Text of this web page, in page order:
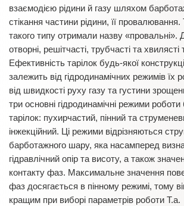
взаємодією рідини й газу шляхом
стікання частини рідини, її провалювання.
такого типу отримали назву «провальні».
отворні, решітчасті, трубчасті та хвилясті
Ефективність тарілок будь-якої
залежить від гідродинамічних режимів їх
від швидкості руху газу та густини
три основні гідродинамічні режими
тарілок: пухирчастий, пінний та
інжекційний. Ці режими відрізняються
барботажного шару, яка насамперед
гідравлічний опір та висоту, а також
контакту фаз. Максимальне значення
фаз досягається в пінному режимі, тому
кращим при виборі параметрів роботи Т.а.